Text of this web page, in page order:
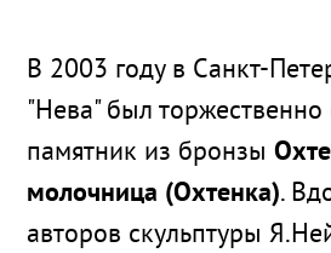
В 2003 году в Санкт-
"Нева" был торжественно
памятник из бронзы
молочница (Охтенка).
авторов скульптуры